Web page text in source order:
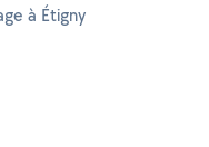
à Étigny